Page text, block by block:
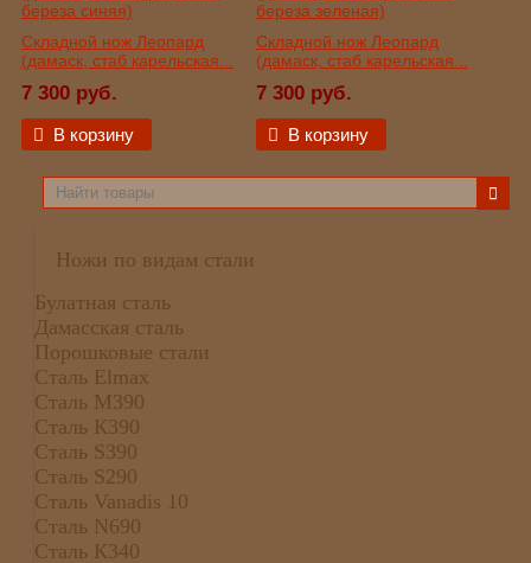
Складной нож Леопард
(дамаск, стаб карельская...
7 300 руб.
В корзину
Складной нож Леопард
(дамаск, стаб карельская...
7 300 руб.
В корзину
Ножи по видам стали
Булатная сталь
Дамасская сталь
Порошковые стали
Сталь Elmax
Сталь М390
Сталь К390
Сталь S390
Сталь S290
Сталь Vanadis 10
Сталь N690
Сталь К340